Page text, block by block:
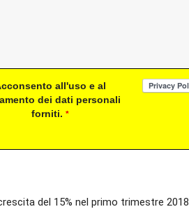
all'uso e al
dei dati personali
forniti.*
del 15% nel primo trimestre 2018